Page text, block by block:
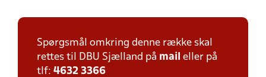
Spørgsmål omkring denne række skal
rettes til DBU Sjælland på mail eller på
tlf: 4632 3366